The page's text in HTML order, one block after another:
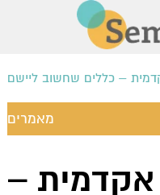
– כללים שחשוב ליישם
מאמרים
אקדמית –